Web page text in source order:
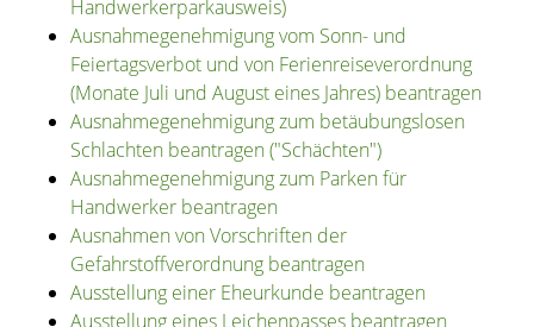
Handwerkerparkausweis)
Ausnahmegenehmigung vom Sonn- und
Feiertagsverbot und von Ferienreiseverordnung
(Monate Juli und August eines Jahres) beantragen
Ausnahmegenehmigung zum betäubungslosen
Schlachten beantragen ("Schächten")
Ausnahmegenehmigung zum Parken für
Handwerker beantragen
Ausnahmen von Vorschriften der
Gefahrstoffverordnung beantragen
Ausstellung einer Eheurkunde beantragen
Ausstellung eines Leichenpasses beantragen